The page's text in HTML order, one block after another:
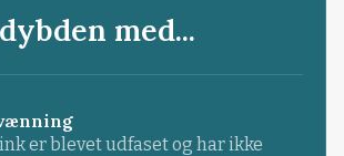
med...
er blevet udfaset og har ikke